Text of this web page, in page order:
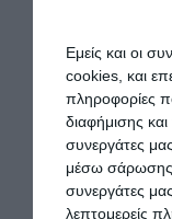
Εμείς και οι
cookies, και
πληροφορίες
διαφήμισης
συνεργάτες
μέσω σάρωσης
συνεργάτες
λεπτομερείς